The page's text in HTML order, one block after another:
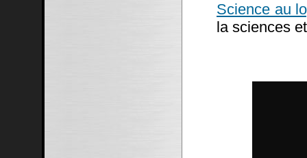
Science au
la sciences